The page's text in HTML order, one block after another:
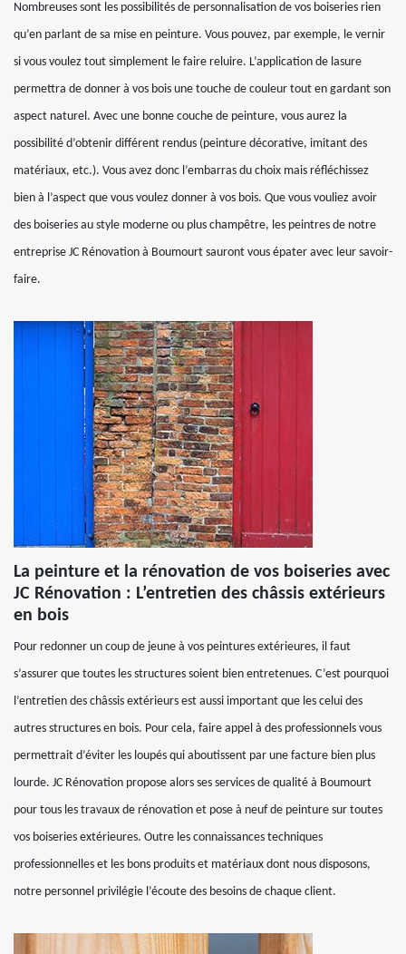
Nombreuses sont les possibilités de personnalisation de vos boiseries rien
qu’en parlant de sa mise en peinture. Vous pouvez, par exemple, le vernir
si vous voulez tout simplement le faire reluire. L’application de lasure
permettra de donner à vos bois une touche de couleur tout en gardant son
aspect naturel. Avec une bonne couche de peinture, vous aurez la
possibilité d’obtenir différent rendus (peinture décorative, imitant des
matériaux, etc.). Vous avez donc l’embarras du choix mais réfléchissez
bien à l’aspect que vous voulez donner à vos bois. Que vous vouliez avoir
des boiseries au style moderne ou plus champêtre, les peintres de notre
entreprise JC Rénovation à Boumourt sauront vous épater avec leur savoir-
faire.
La peinture et la rénovation de vos boiseries avec
JC Rénovation : L’entretien des châssis extérieurs
en bois
Pour redonner un coup de jeune à vos peintures extérieures, il faut
s’assurer que toutes les structures soient bien entretenues. C’est pourquoi
l’entretien des châssis extérieurs est aussi important que les celui des
autres structures en bois. Pour cela, faire appel à des professionnels vous
permettrait d’éviter les loupés qui aboutissent par une facture bien plus
lourde. JC Rénovation propose alors ses services de qualité à Boumourt
pour tous les travaux de rénovation et pose à neuf de peinture sur toutes
vos boiseries extérieures. Outre les connaissances techniques
professionnelles et les bons produits et matériaux dont nous disposons,
notre personnel privilégie l’écoute des besoins de chaque client.